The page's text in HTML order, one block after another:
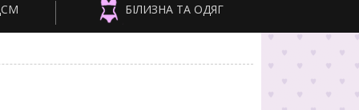
БІЛИЗНА ТА ОДЯГ